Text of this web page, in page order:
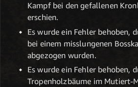
Kampf bei den gefallenen
erschien.
Es wurde ein Fehler behoben,
bei einem misslungenen
abgezogen wurden.
Es wurde ein Fehler behoben,
Tropenholzbäume im Mutiert-